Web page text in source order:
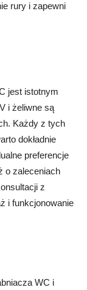
rury i zapewni
jest istotnym
i żeliwne są
Każdy z tych
dokładnie
preferencje
o zaleceniach
z
i funkcjonowanie
WC i